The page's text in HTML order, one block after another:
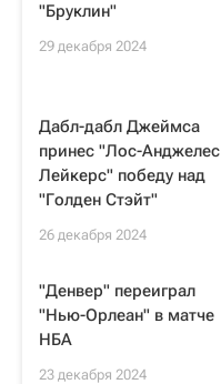
"Бруклин"
29 декабря 2024
Дабл-дабл Джеймса
принес "Лос-Анджелес
Лейкерс" победу над
"Голден Стэйт"
26 декабря 2024
"Денвер" переиграл
"Нью-Орлеан" в матче
НБА
23 декабря 2024